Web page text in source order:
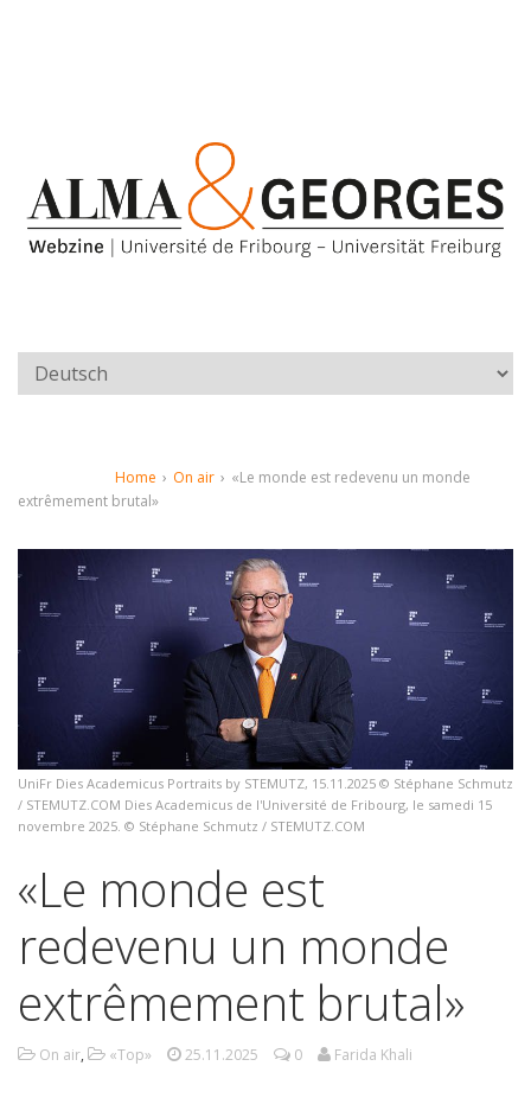
Home › On air › «Le monde est redevenu un monde
extrêmement brutal»
UniFr Dies Academicus Portraits by STEMUTZ, 15.11.2025 © Stéphane Schmutz
/ STEMUTZ.COM Dies Academicus de l'Université de Fribourg, le samedi 15
novembre 2025. © Stéphane Schmutz / STEMUTZ.COM
«Le monde est
redevenu un monde
extrêmement brutal»
On air, «Top» 25.11.2025 0 Farida Khali